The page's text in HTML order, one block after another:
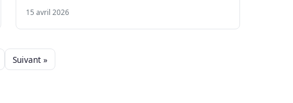
15 avril 2026
Suivant »